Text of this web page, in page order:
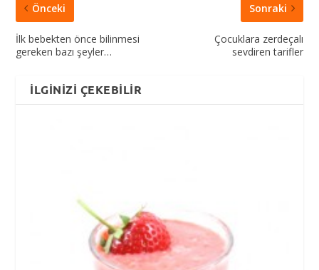
Önceki
İlk bebekten önce bilinmesi
gereken bazı şeyler…
Sonraki
Çocuklara zerdeçalı
sevdiren tarifler
İLGINIZI ÇEKEBILIR